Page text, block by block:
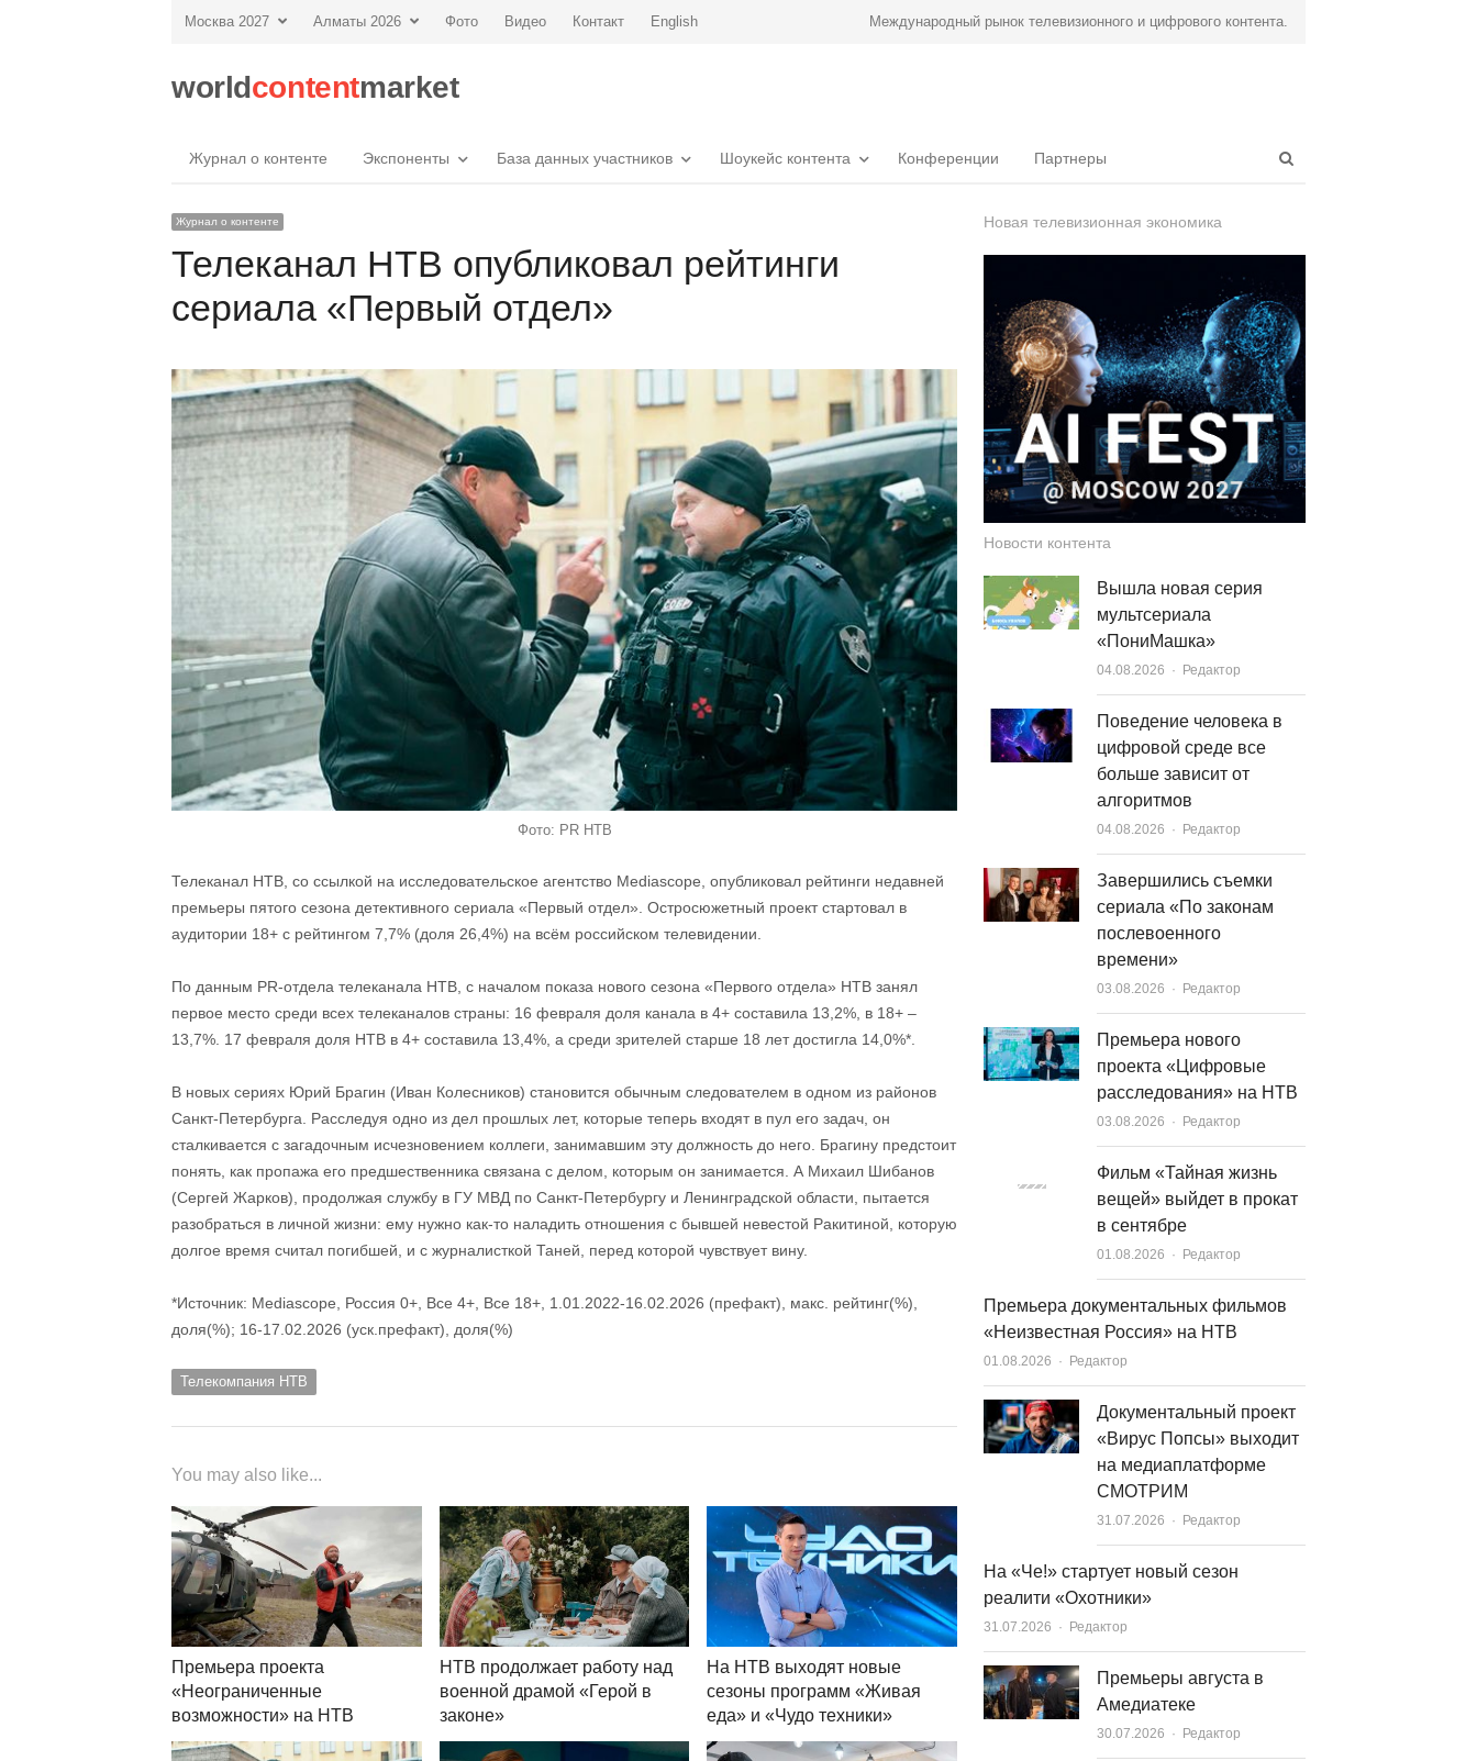
Москва 2027 Алматы 2026 Фото Видео Контакт English Международный рынок телевизионного и цифрового контента.
worldcontentmarket
Журнал о контенте Экспоненты База данных участников Шоукейс контента Конференции Партнеры
Журнал о контенте
Телеканал НТВ опубликовал рейтинги
сериала «Первый отдел»
Фото: PR НТВ
Телеканал НТВ, со ссылкой на исследовательское агентство Mediascope, опубликовал рейтинги недавней
премьеры пятого сезона детективного сериала «Первый отдел». Остросюжетный проект стартовал в
аудитории 18+ с рейтингом 7,7% (доля 26,4%) на всём российском телевидении.
По данным PR-отдела телеканала НТВ, с началом показа нового сезона «Первого отдела» НТВ занял
первое место среди всех телеканалов страны: 16 февраля доля канала в 4+ составила 13,2%, в 18+ –
13,7%. 17 февраля доля НТВ в 4+ составила 13,4%, а среди зрителей старше 18 лет достигла 14,0%*.
В новых сериях Юрий Брагин (Иван Колесников) становится обычным следователем в одном из районов
Санкт-Петербурга. Расследуя одно из дел прошлых лет, которые теперь входят в пул его задач, он
сталкивается с загадочным исчезновением коллеги, занимавшим эту должность до него. Брагину предстоит
понять, как пропажа его предшественника связана с делом, которым он занимается. А Михаил Шибанов
(Сергей Жарков), продолжая службу в ГУ МВД по Санкт-Петербургу и Ленинградской области, пытается
разобраться в личной жизни: ему нужно как-то наладить отношения с бывшей невестой Ракитиной, которую
долгое время считал погибшей, и с журналисткой Таней, перед которой чувствует вину.
*Источник: Mediascope, Россия 0+, Все 4+, Все 18+, 1.01.2022-16.02.2026 (префакт), макс. рейтинг(%),
доля(%); 16-17.02.2026 (уск.префакт), доля(%)
Телекомпания НТВ
You may also like...
Премьера проекта
«Неограниченные
возможности» на НТВ
НТВ продолжает работу над
военной драмой «Герой в
законе»
На НТВ выходят новые
сезоны программ «Живая
еда» и «Чудо техники»
Новая телевизионная экономика
Новости контента
Вышла новая серия
мультсериала
«ПониМашка»
04.08.2026 Author
Редактор
Поведение человека в
цифровой среде все
больше зависит от
алгоритмов
04.08.2026 Author
Редактор
Завершились съемки
сериала «По законам
послевоенного
времени»
03.08.2026 Author
Редактор
Премьера нового
проекта «Цифровые
расследования» на НТВ
03.08.2026 Author
Редактор
Фильм «Тайная жизнь
вещей» выйдет в прокат
в сентябре
01.08.2026 Author
Редактор
Премьера документальных фильмов
«Неизвестная Россия» на НТВ
01.08.2026 Author
Редактор
Документальный проект
«Вирус Попсы» выходит
на медиаплатформе
СМОТРИМ
31.07.2026 Author
Редактор
На «Че!» стартует новый сезон
реалити «Охотники»
31.07.2026 Author
Редактор
Премьеры августа в
Амедиатеке
30.07.2026 Author
Редактор